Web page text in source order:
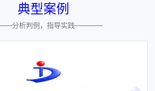
典型案例
分析判例，指导实践————